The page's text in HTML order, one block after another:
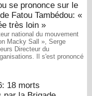
se prononce sur le
Fatou Tambédou: «
très loin »
national du mouvement
Macky Sall », Serge
Directeur du
Il s'est prononcé
18 morts